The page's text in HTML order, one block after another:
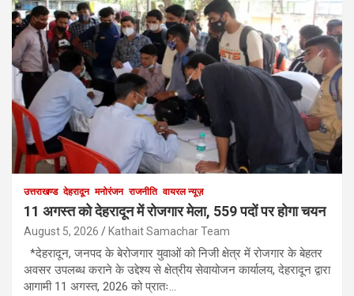
उत्तराखण्ड देहरादून मनोरंजन राजनीति वायरल न्यूज़
11 अगस्त को देहरादून में रोजगार मेला, 559 पदों पर होगा चयन
August 5, 2026 Kathait Samachar Team
*देहरादून, जनपद के बेरोजगार युवाओं को निजी क्षेत्र में रोजगार के बेहतर
अवसर उपलब्ध कराने के उद्देश्य से क्षेत्रीय सेवायोजन कार्यालय, देहरादून द्वारा
आगामी 11 अगस्त, 2026 को प्रातः…